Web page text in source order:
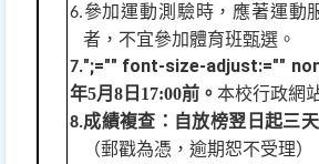
6.參加運動測驗時，應著運動
者，不宜參加體育班甄選。
7.";="" font-size-adjust:=""
年5月 8日 17:00前。 本校行政網
8.成績複查：自放榜翌日起三
（郵戳為憑，逾期恕不受理）